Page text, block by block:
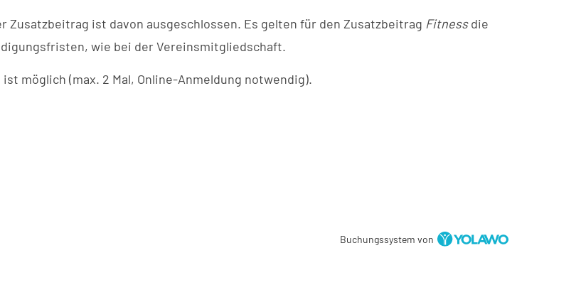
Zusatzbeitrag ist davon ausgeschlossen. Es gelten für den Zusatzbeitrag Fitnessdie
wie bei der Vereinsmitgliedschaft.
möglich (max. 2 Mal, Online-Anmeldung notwendig).
Buchungssystem von